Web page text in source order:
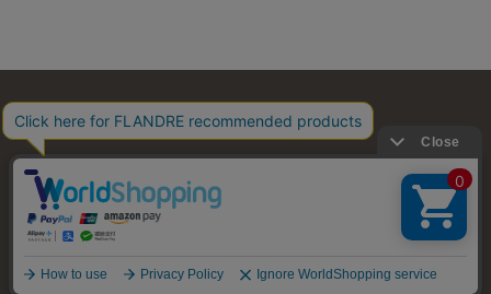
お問い合わせ 利用規約 プライバシーポリシー
特定商取引・古物営業法に基づく表示